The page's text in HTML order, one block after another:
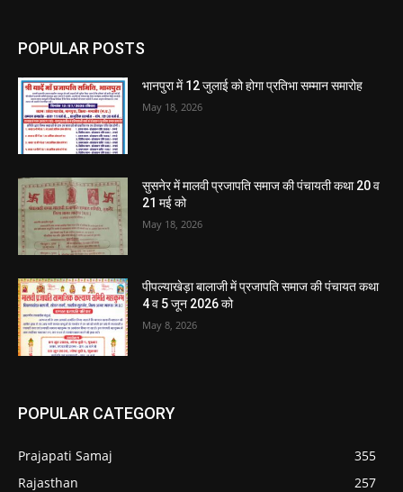
POPULAR POSTS
भानपुरा में 12 जुलाई को होगा प्रतिभा सम्मान समारोह
May 18, 2026
सुसनेर में मालवी प्रजापति समाज की पंचायती कथा 20 व
21 मई को
May 18, 2026
पीपल्याखेड़ा बालाजी में प्रजापति समाज की पंचायत कथा
4 व 5 जून 2026 को
May 8, 2026
POPULAR CATEGORY
Prajapati Samaj
355
Rajasthan
257